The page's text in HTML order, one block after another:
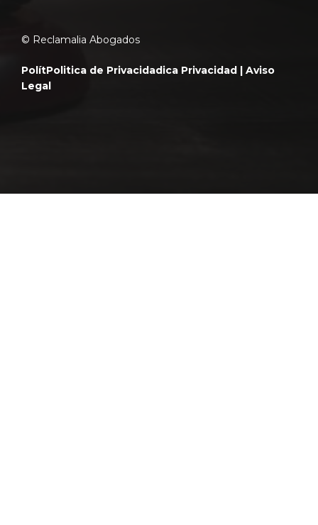
© Reclamalia Abogados
PolítPolitica de Privacidad ica Privacidad | Aviso
Legal